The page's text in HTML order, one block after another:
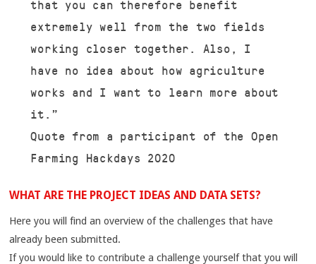
that you can therefore benefit
extremely well from the two fields
working closer together. Also, I
have no idea about how agriculture
works and I want to learn more about
it.”
Quote from a participant of the Open
Farming Hackdays 2020
WHAT ARE THE PROJECT IDEAS AND DATA SETS?
Here you will find an overview of the challenges that have
already been submitted.
If you would like to contribute a challenge yourself that you will